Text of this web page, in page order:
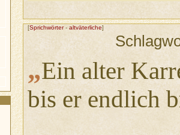
[Sprichwörter- altväterliche]
„Ein alter
bis er endlich